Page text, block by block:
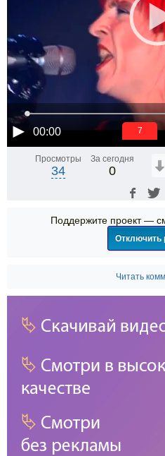
00:00 6
Просмотры
34
За сегодня
0
Поддержите проект —
Отключить
Читать